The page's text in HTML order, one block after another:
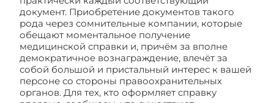
документ. Приобретение документов такого
рода через сомнительные компании, которые
обещают моментальное получение
медицинской справки и, причём за вполне
демократичное вознаграждение, влечёт за
собой большой и пристальный интерес к вашей
персоне со стороны правоохранительных
органов. Для тех, кто оформляет справку